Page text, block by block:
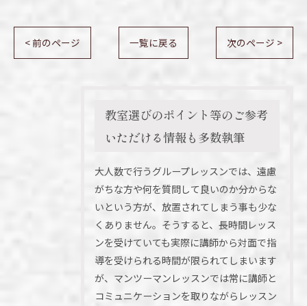
< 前のページ 一覧に戻る 次のページ >
教室選びのポイント等のご参考
いただける情報も多数執筆
大人数で行うグループレッスンでは、遠慮
がちな方や何を質問して良いのか分からな
いという方が、放置されてしまう事も少な
くありません。そうすると、長時間レッス
ンを受けていても実際に講師から対面で指
導を受けられる時間が限られてしまいます
が、マンツーマンレッスンでは常に講師と
コミュニケーションを取りながらレッスン